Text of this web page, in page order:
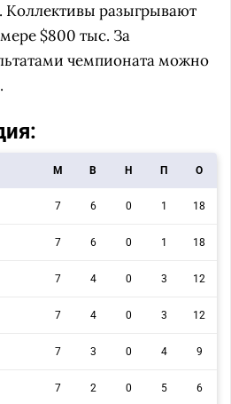
Коллективы разыгрывают
$800 тыс. За
чемпионата можно
.
M В Н П О
7 6 0 1 18
7 6 0 1 18
7 4 0 3 12
7 4 0 3 12
7 3 0 4 9
7 2 0 5 6